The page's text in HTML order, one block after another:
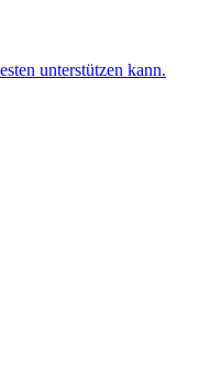
unterstützen kann.